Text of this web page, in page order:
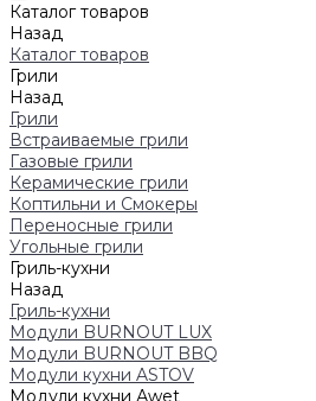
Каталог товаров
Назад
Каталог товаров
Грили
Назад
Грили
Встраиваемые грили
Газовые грили
Керамические грили
Коптильни и Смокеры
Переносные грили
Угольные грили
Гриль-кухни
Назад
Гриль-кухни
Модули BURNOUT LUX
Модули BURNOUT BBQ
Модули кухни ASTOV
Модули кухни Аwet